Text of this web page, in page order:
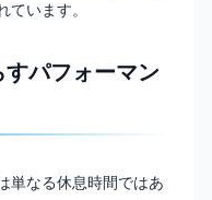
ています。
パフォーマン
単なる休息時間ではあ